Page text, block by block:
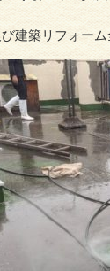
建築リフォー